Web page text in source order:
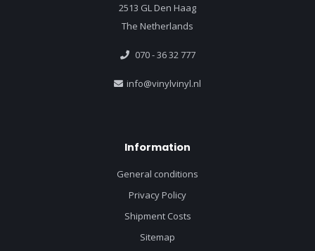
2513 GL Den Haag
The Netherlands
070 - 36 32 777
info@vinylvinyl.nl
Information
General conditions
Privacy Policy
Shipment Costs
Sitemap